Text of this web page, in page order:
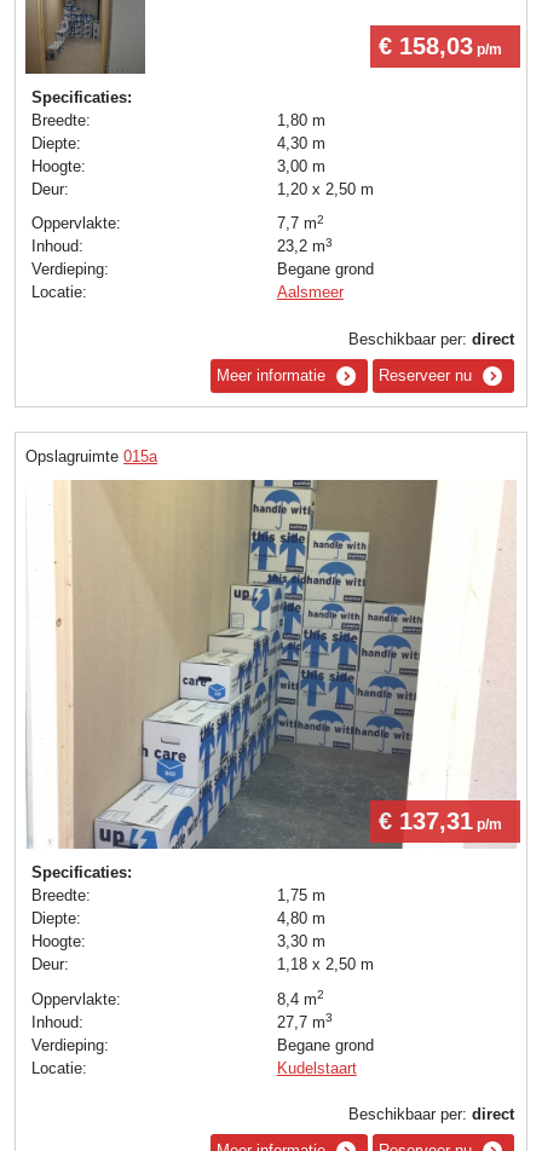
€ 158,03p/m
Specificaties:
Breedte:
1,80 m
Diepte:
4,30 m
Hoogte:
3,00 m
Deur:
1,20 x 2,50 m
Oppervlakte:
7,7 m2
Inhoud: 23,2 m3
Verdieping:
Begane grond
Locatie:
Aalsmeer
Beschikbaar per: direct
Meer informatie
Reserveer nu
Opslagruimte015a
€ 137,31p/m
Specificaties:
Breedte:
1,75 m
Diepte:
4,80 m
Hoogte:
3,30 m
Deur:
1,18 x 2,50 m
Oppervlakte:
8,4 m2
Inhoud: 27,7 m3
Verdieping:
Begane grond
Locatie:
Kudelstaart
Beschikbaar per: direct